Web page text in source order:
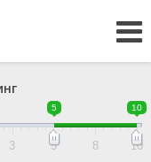
5 10
3 5 8 10